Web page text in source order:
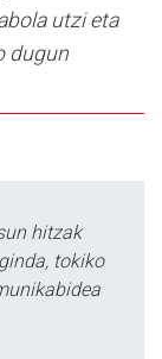
utzi eta
dugun
hitzak
tokiko